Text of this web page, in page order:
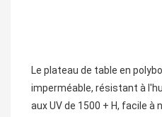
Le plateau de table en
imperméable, résistant à
aux UV de 1500 + H, facile à